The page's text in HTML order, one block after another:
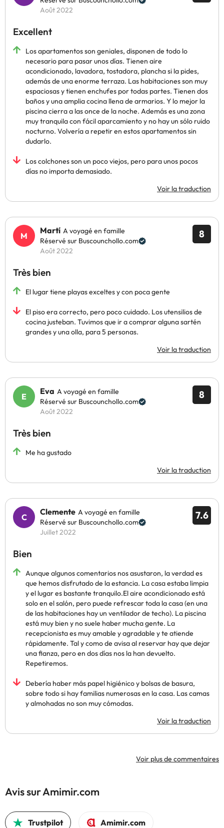
Août 2022
Excellent
Los apartamentos son geniales, disponen de todo lo
necesario para pasar unos días. Tienen aire
acondicionado, lavadora, tostadora, plancha si la pides,
además de una enorme terraza. Las habitaciones son muy
espaciosas y tienen enchufes por todas partes. Tienen dos
baños y una amplia cocina llena de armarios. Y lo mejor la
piscina cierra a las once de la noche. Además es una zona
muy tranquila con fácil aparcamiento y no hay un sólo ruido
nocturno. Volvería a repetir en estos apartamentos sin
dudarlo.
Los colchones son un poco viejos, pero para unos pocos
días no importa demasiado.
Voir la traduction
8
Martí A voyagé en famille
Réservé sur Buscounchollo.com
Août 2022
Très bien
El lugar tiene playas exceltes y con poca gente
El piso era correcto, pero poco cuidado. Los utensilios de
cocina justeban. Tuvimos que ir a comprar alguna sartén
grandes y una olla, para 5 personas.
Voir la traduction
8
Eva A voyagé en famille
Réservé sur Buscounchollo.com
Août 2022
Très bien
Me ha gustado
Voir la traduction
7.6
Clemente A voyagé en famille
Réservé sur Buscounchollo.com
Juillet 2022
Bien
Aunque algunos comentarios nos asustaron, la verdad es
que hemos disfrutado de la estancia. La casa estaba limpia
y el lugar es bastante tranquilo.El aire acondicionado está
solo en el salón, pero puede refrescar toda la casa (en una
de las habitaciones hay un ventilador de techo). La piscina
está muy bien y no suele haber mucha gente. La
recepcionista es muy amable y agradable y te atiende
rápidamente. Tal y como de avisa al reservar hay que dejar
una fianza, pero en dos días nos la han devuelto.
Repetiremos.
Debería haber más papel higiénico y bolsas de basura,
sobre todo si hay familias numerosas en la casa. Las camas
y almohadas no son muy cómodas.
Voir la traduction
Voir plus de commentaires
Avis sur Amimir.com
Trustpilot Amimir.com